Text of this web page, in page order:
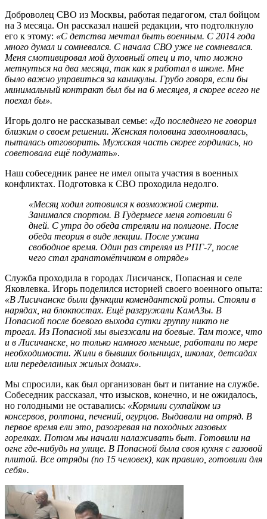
Доброволец СВО из Москвы, работая педагогом, стал бойцом
на 3 месяца. Он рассказал нашей редакции, что подтолкнуло
его к этому: «С детства мечтал быть военным. С 2014 года
много думал и сомневался. С начала СВО уже не сомневался.
Меня смотивировал мой духовный отец и то, что можно
метнуться на два месяца, так как я работал в школе. Мне
было важно управиться за каникулы. Грубо говоря, если бы
минимальный контракт был бы на 6 месяцев, я скорее всего не
поехал бы».
Игорь долго не рассказывал семье: «До последнего не говорил
близким о своем решении. Женская половина заволновалась,
пыталась отговорить. Мужская часть скорее гордилась, но
советовала ещё подумать».
Наш собеседник ранее не имел опыта участия в военных
конфликтах. Подготовка к СВО проходила недолго.
«Месяц ходил готовился к возможной смерти.
Занимался спортом. В Гудермесе меня готовили 6
дней. С утра до обеда стреляли на полигоне. После
обеда теория в виде лекции. После ужина
свободное время. Один раз стрелял из РПГ-7, после
чего стал гранатомётчиком в отряде»
Служба проходила в городах Лисичанск, Попасная и селе
Яковлевка. Игорь поделился историей своего военного опыта:
«В Лисичанске были функции комендантской роты. Стояли в
нарядах, на блокпостах. Ещё разгружали КамАЗы. В
Попасной после боевого выхода сутки группу никто не
трогал. Из Попасной мы выезжали на боевые. Там тоже, что
и в Лисичанске, но только намного меньше, работали по мере
необходимости. Жили в бывших больницах, школах, детсадах
или переделанных жилых домах».
Мы спросили, как был организован быт и питание на службе.
Собеседник рассказал, что изысков, конечно, и не ожидалось,
но голодными не оставались: «Кормили сухпайком из
консервов, ролтона, печений, огурцов. Выдавали на отряд. В
первое время ели это, разогревая на походных газовых
горелках. Потом мы начали налаживать быт. Готовили на
огне где-нибудь на улице. В Попасной была своя кухня с газовой
плитой. Все отряды (по 15 человек), как правило, готовили для
себя».